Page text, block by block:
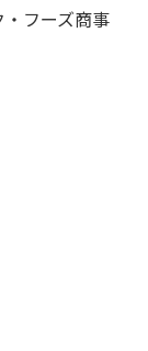
フーズ商事